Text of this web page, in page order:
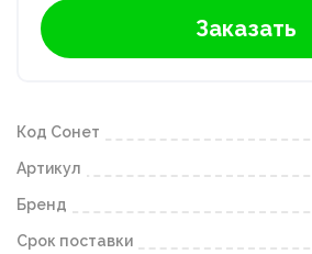
Заказать
Код Сонет
Артикул
Бренд
Срок поставки